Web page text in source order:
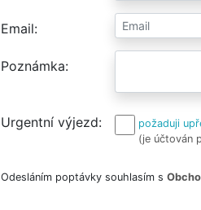
Email
Poznámka
Urgentní výjezd
požaduji
(je účtován
Odesláním poptávky souhlasím s